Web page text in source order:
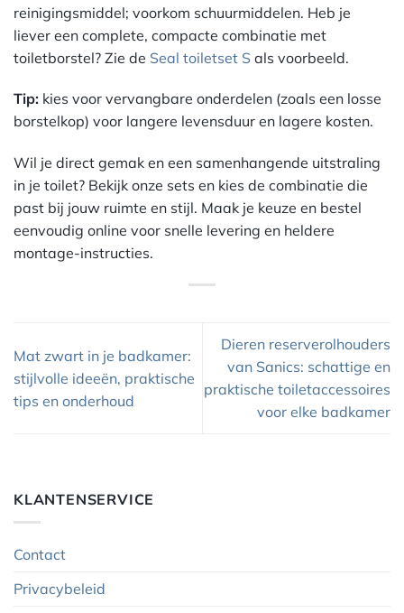
reinigingsmiddel; voorkom schuurmiddelen. Heb je
liever een complete, compacte combinatie met
toiletborstel? Zie de Seal toiletset S als voorbeeld.
Tip: kies voor vervangbare onderdelen (zoals een losse
borstelkop) voor langere levensduur en lagere kosten.
Wil je direct gemak en een samenhangende uitstraling
in je toilet? Bekijk onze sets en kies de combinatie die
past bij jouw ruimte en stijl. Maak je keuze en bestel
eenvoudig online voor snelle levering en heldere
montage-instructies.
Mat zwart in je badkamer:
stijlvolle ideeën, praktische
tips en onderhoud
Dieren reserverolhouders
van Sanics: schattige en
praktische toiletaccessoires
voor elke badkamer
KLANTENSERVICE
Contact
Privacybeleid